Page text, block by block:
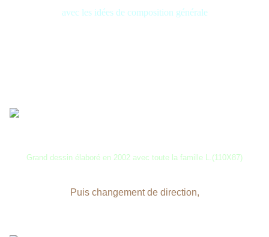
avec les idées de composition générale
Grand dessin élaboré en 2002 avec toute la famille L.(110X87)
Puis changement de direction,